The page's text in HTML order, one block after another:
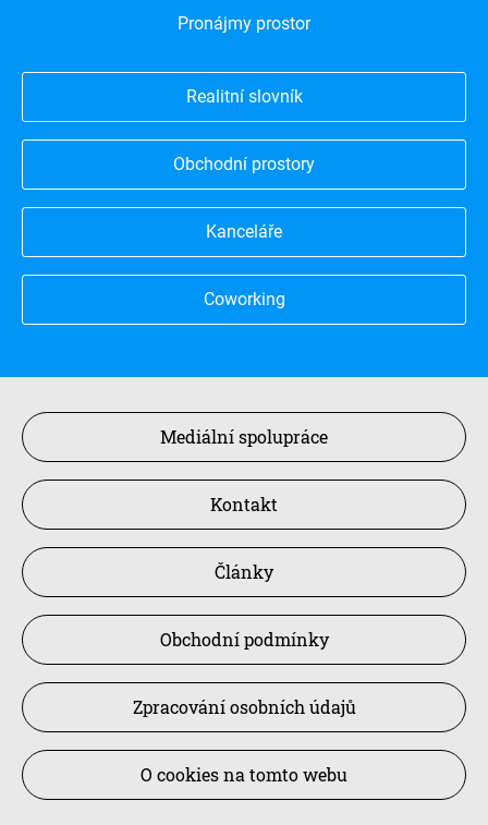
Pronájmy prostor
Realitní slovník
Obchodní prostory
Kanceláře
Coworking
Mediální spolupráce
Kontakt
Články
Obchodní podmínky
Zpracování osobních údajů
O cookies na tomto webu